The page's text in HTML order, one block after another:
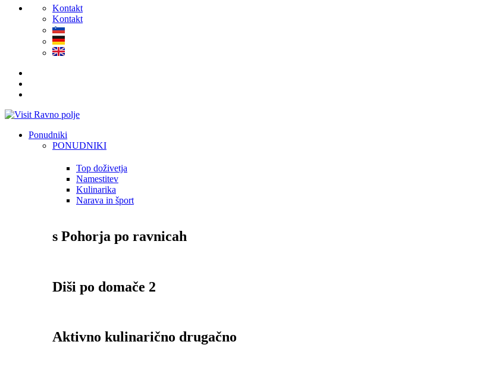
Kontakt
Kontakt
Ponudniki
PONUDNIKI
Top doživetja
Namestitev
Kulinarika
Narava in šport
s Pohorja po ravnicah
Diši po domače 2
Aktivno kulinarično drugačno